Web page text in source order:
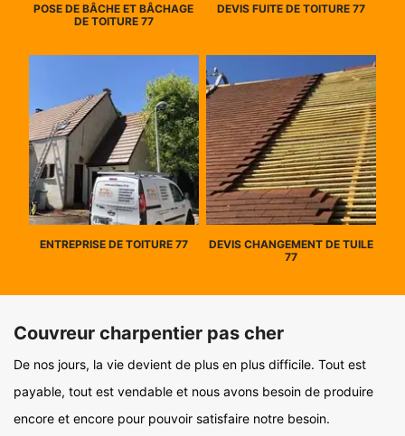
POSE DE BÂCHE ET BÂCHAGE
DE TOITURE 77
DEVIS FUITE DE TOITURE 77
ENTREPRISE DE TOITURE 77
DEVIS CHANGEMENT DE TUILE
77
Couvreur charpentier pas cher
De nos jours, la vie devient de plus en plus difficile. Tout est
payable, tout est vendable et nous avons besoin de produire
encore et encore pour pouvoir satisfaire notre besoin.